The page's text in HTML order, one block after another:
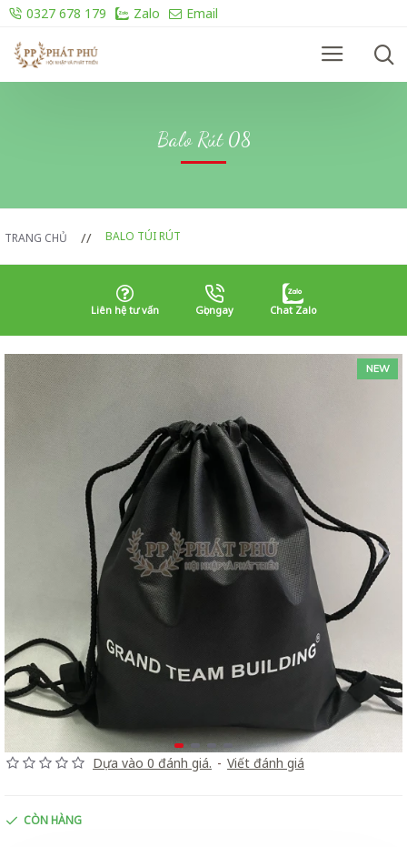
0327 678 179 Zalo Email
TRANG CHỦ BALO TÚI RÚT
Balo Rút 08
Liên hệ tư vấn Gọi ngay Chat Zalo
NEW
Dựa vào 0 đánh giá. - Viết đánh giá
CÒN HÀNG